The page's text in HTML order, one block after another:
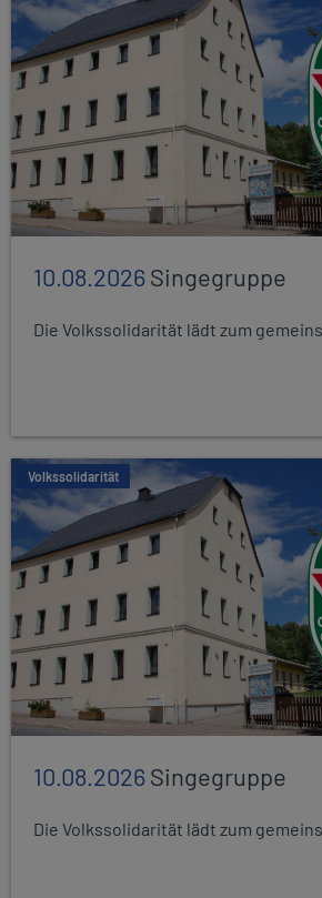
10.08.2026Singegruppe
Die Volkssolidarität lädt zum
Volkssolidarität
10.08.2026Singegruppe
Die Volkssolidarität lädt zum